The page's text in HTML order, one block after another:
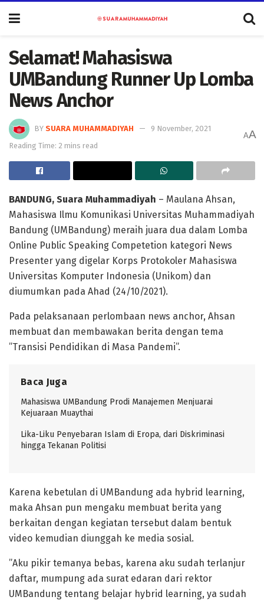
Selamat! Mahasiswa
UMBandung Runner Up Lomba
News Anchor
BY SUARA MUHAMMADIYAH
9 November, 2021
Reading Time: 2 mins read
AA
BANDUNG, Suara Muhammadiyah – Maulana Ahsan,
Mahasiswa Ilmu Komunikasi Universitas Muhammadiyah
Bandung (UMBandung) meraih juara dua dalam Lomba
Online Public Speaking Competetion kategori News
Presenter yang digelar Korps Protokoler Mahasiswa
Universitas Komputer Indonesia (Unikom) dan
diumumkan pada Ahad (24/10/2021).
Pada pelaksanaan perlombaan news anchor, Ahsan
membuat dan membawakan berita dengan tema
”Transisi Pendidikan di Masa Pandemi”.
Baca Juga
Mahasiswa UMBandung Prodi Manajemen Menjuarai
Kejuaraan Muaythai
Lika-Liku Penyebaran Islam di Eropa, dari Diskriminasi
hingga Tekanan Politisi
Karena kebetulan di UMBandung ada hybrid learning,
maka Ahsan pun mengaku membuat berita yang
berkaitan dengan kegiatan tersebut dalam bentuk
video kemudian diunggah ke media sosial.
”Aku pikir temanya bebas, karena aku sudah terlanjur
daftar, mumpung ada surat edaran dari rektor
UMBandung tentang belajar hybrid learning, ya sudah